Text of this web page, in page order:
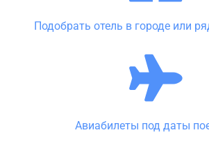
Подобрать отель в городе или
Авиабилеты под даты